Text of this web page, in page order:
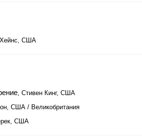
США
, Стивен Кинг, США
США / Великобритания
США